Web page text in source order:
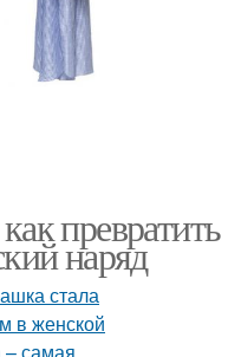
превратить
наряд